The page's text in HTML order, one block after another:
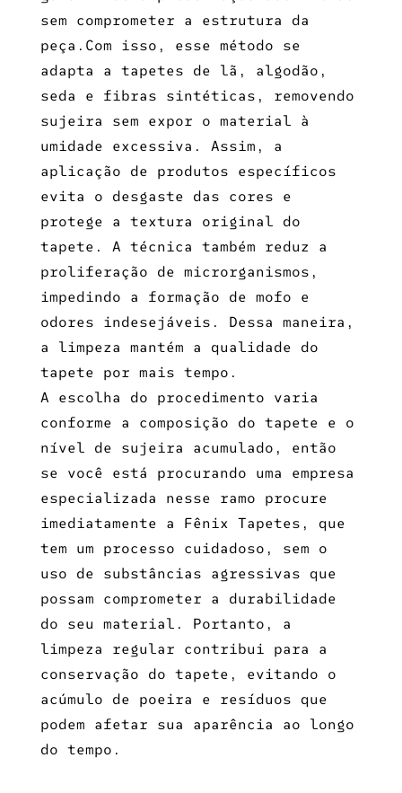
sem comprometer a estrutura da
peça.Com isso, esse método se
adapta a tapetes de lã, algodão,
seda e fibras sintéticas, removendo
sujeira sem expor o material à
umidade excessiva. Assim, a
aplicação de produtos específicos
evita o desgaste das cores e
protege a textura original do
tapete. A técnica também reduz a
proliferação de microrganismos,
impedindo a formação de mofo e
odores indesejáveis. Dessa maneira,
a limpeza mantém a qualidade do
tapete por mais tempo.
A escolha do procedimento varia
conforme a composição do tapete e o
nível de sujeira acumulado, então
se você está procurando uma empresa
especializada nesse ramo procure
imediatamente a Fênix Tapetes, que
tem um processo cuidadoso, sem o
uso de substâncias agressivas que
possam comprometer a durabilidade
do seu material. Portanto, a
limpeza regular contribui para a
conservação do tapete, evitando o
acúmulo de poeira e resíduos que
podem afetar sua aparência ao longo
do tempo.